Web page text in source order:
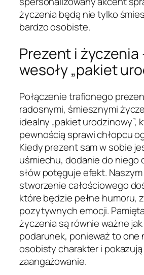
życzenia będą nie tylko
bardzo osobiste.
Prezent i życzenia
wesoły „pakiet
Połączenie trafionego
radosnymi, śmiesznymi
idealny „pakiet urodzinowy”,
pewnością sprawi chłopcu
Kiedy prezent sam w sobie
uśmiechu, dodanie do niego
słów potęguje efekt.
stworzenie całościowego
które będzie pełne humoru,
pozytywnych emocji.
życzenia są równie ważne
podarunek, ponieważ to one
osobisty charakter i
zaangażowanie.